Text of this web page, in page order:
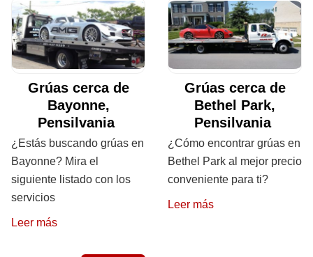
Grúas cerca de
Bayonne,
Pensilvania
¿Estás buscando grúas en
Bayonne? Mira el
siguiente listado con los
servicios
Leer más
Grúas cerca de
Bethel Park,
Pensilvania
¿Cómo encontrar grúas en
Bethel Park al mejor precio
conveniente para ti?
Leer más